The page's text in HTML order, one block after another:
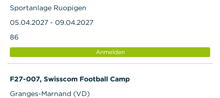
Sportanlage Ruopigen
05.04.2027 - 09.04.2027
86
Anmelden
F27-007, Swisscom Football Camp
Granges-Marnand (VD)